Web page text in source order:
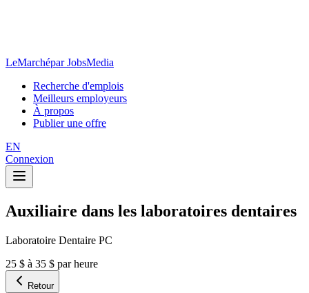
LeMarchépar JobsMedia
Recherche d'emplois
Meilleurs employeurs
À propos
Publier une offre
EN
Connexion
Auxiliaire dans les laboratoires dentaires
Laboratoire Dentaire PC
25 $ à 35 $ par heure
Retour